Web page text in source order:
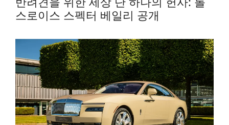
스로이스 스펙터 베일리 공개